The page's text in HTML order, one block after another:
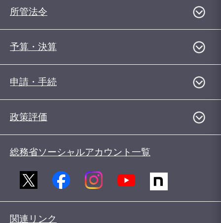
所管法令
予算・決算
申請・手続
政策評価
総務省ソーシャルアカウント一覧
関連リンク